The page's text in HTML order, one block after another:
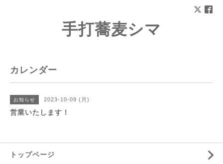
手打蕎麦シマ
カレンダー
お知らせ 2023-10-09 (月)
営業いたします！
トップページ